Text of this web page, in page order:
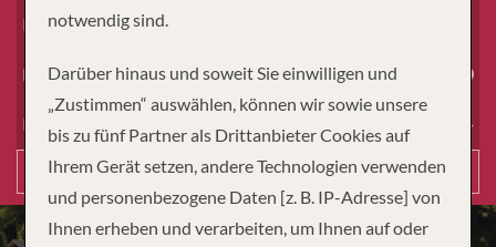
Kinder
Dauer
Reiseart
Suchen
notwendig sind.
Darüber hinaus und soweit Sie einwilligen und
„Zustimmen“ auswählen, können wir sowie unsere
bis zu fünf Partner als Drittanbieter Cookies auf
Ihrem Gerät setzen, andere Technologien verwenden
und personenbezogene Daten [z. B. IP-Adresse] von
Ihnen erheben und verarbeiten, um Ihnen auf oder